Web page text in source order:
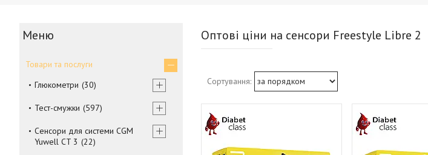
Оптові ціни на сенсори Freestyle Libre 2
Товари та послуги
Глюкометри
30
Тест-смужки 597
Сенсори для системи CGM
Yuwell CT 3
22